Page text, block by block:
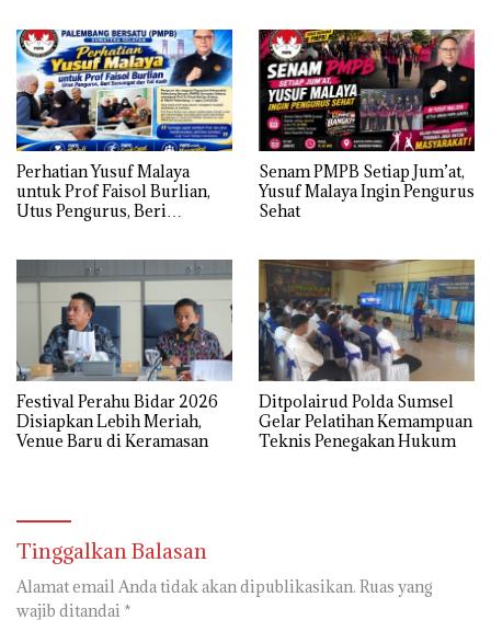
Perhatian Yusuf Malaya
untuk Prof Faisol Burlian,
Utus Pengurus, Beri
Senam PMPB Setiap Jum’at,
Yusuf Malaya Ingin Pengurus
Sehat
Festival Perahu Bidar 2026
Disiapkan Lebih Meriah,
Venue Baru di Keramasan
Ditpolairud Polda Sumsel
Gelar Pelatihan Kemampuan
Teknis Penegakan Hukum
Tinggalkan Balasan
Alamat email Anda tidak akan dipublikasikan. Ruas yang
wajib ditandai *